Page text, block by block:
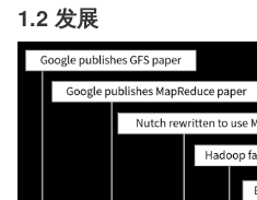
1.2 发展